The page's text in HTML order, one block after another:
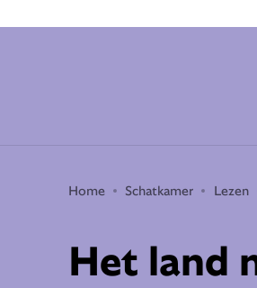
Home Schatkamer Lezen
Het land